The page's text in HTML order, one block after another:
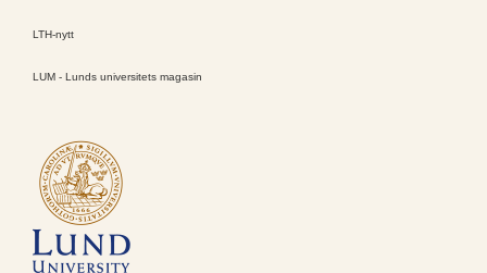
LTH-nytt
LUM - Lunds universitets magasin